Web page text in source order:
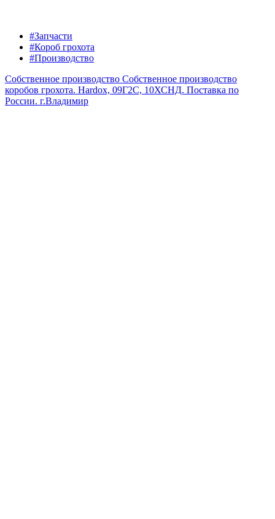
#Запчасти
#Короб грохота
#Производство
Собственное производство Собственное производство
коробов грохота. Hardox, 09Г2С, 10ХСНД. Поставка по
России. г.Владимир